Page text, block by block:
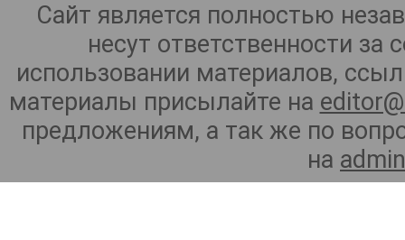
Сайт является полностью
несут ответственности
использовании материалов,
материалы присылайте на
предложениям, а так же по
на